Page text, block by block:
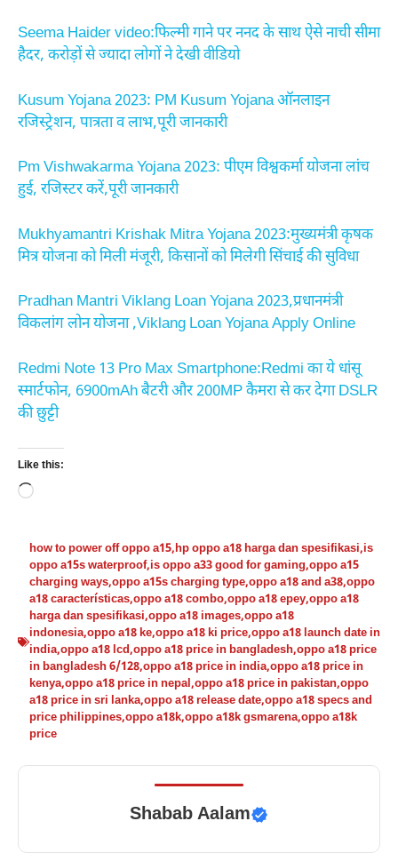
Seema Haider video:फिल्मी गाने पर ननद के साथ ऐसे नाची सीमा
हैदर, करोड़ों से ज्यादा लोगों ने देखी वीडियो
Kusum Yojana 2023: PM Kusum Yojana ऑनलाइन
रजिस्ट्रेशन, पात्रता व लाभ,पूरी जानकारी
Pm Vishwakarma Yojana 2023: पीएम विश्वकर्मा योजना लांच
हुई, रजिस्टर करें,पूरी जानकारी
Mukhyamantri Krishak Mitra Yojana 2023:मुख्यमंत्री कृषक
मित्र योजना को मिली मंजूरी, किसानों को मिलेगी सिंचाई की सुविधा
Pradhan Mantri Viklang Loan Yojana 2023,प्रधानमंत्री
विकलांग लोन योजना ,Viklang Loan Yojana Apply Online
Redmi Note 13 Pro Max Smartphone:Redmi का ये धांसू
स्मार्टफोन, 6900mAh बैटरी और 200MP कैमरा से कर देगा DSLR
की छुट्टी
Like this:
Loading…
how to power off oppo a15,hp oppo a18 harga dan spesifikasi,is
oppo a15s waterproof,is oppo a33 good for gaming,oppo a15
charging ways,oppo a15s charging type,oppo a18 and a38,oppo
a18 características,oppo a18 combo,oppo a18 epey,oppo a18
harga dan spesifikasi,oppo a18 images,oppo a18
indonesia,oppo a18 ke,oppo a18 ki price,oppo a18 launch date in
india,oppo a18 lcd,oppo a18 price in bangladesh,oppo a18 price
in bangladesh 6/128,oppo a18 price in india,oppo a18 price in
kenya,oppo a18 price in nepal,oppo a18 price in pakistan,oppo
a18 price in sri lanka,oppo a18 release date,oppo a18 specs and
price philippines,oppo a18k,oppo a18k gsmarena,oppo a18k
price
Shabab Aalam